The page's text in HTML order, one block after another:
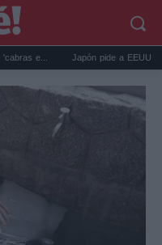
Japón pide a EEUU que deje de